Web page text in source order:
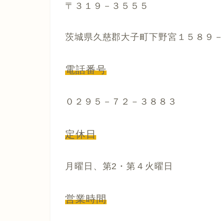
〒３１９－３５５５
茨城県久慈郡大子町下野宮１５８９
電話番号
０２９５－７２－３８８３
定休日
月曜日、第2・第４火曜日
営業時間